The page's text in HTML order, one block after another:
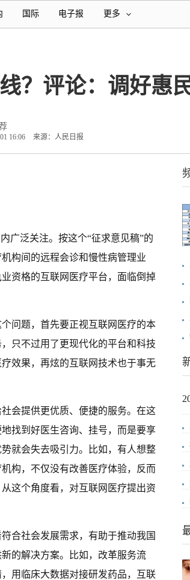
国际 电子报 更多
？评论：调好惠
16:06 来源：人民日报
广泛关注。按这个“征求意见稿”的
构间的远程会诊和慢性病管理业
资格的互联网医疗平台，面临倒掉
问题，首先要正视互联网医疗的本
只不过用了更现代化的平台和科技
效果，再炫的互联网技术也于事无
会提供更优质、便捷的服务。在这
找到好医生咨询、挂号，而是要享
就会失去吸引力。比如，有人想整
构，不仅没有改善医疗体验，反而
这个角度看，对互联网医疗提出资
合社会发展需求，有助于推动我国
的解决方案。比如，改革服务流
用临床大数据对接研发药品，互联